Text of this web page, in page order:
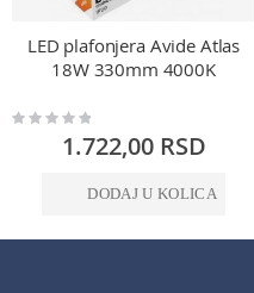
LED plafonjera Avide Atlas
18W 330mm 4000K
Rating:
1.722,00 RSD
DODAJ U KOLICA